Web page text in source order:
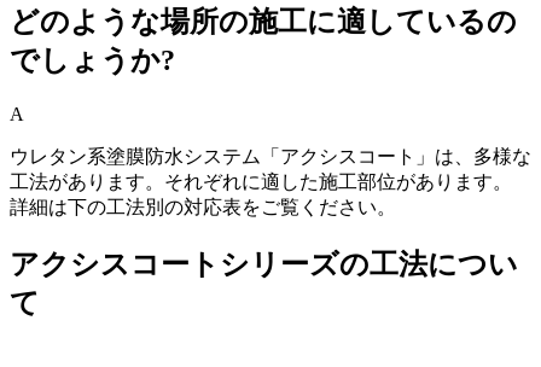
どのような場所の施工に適しているの
でしょうか?
A
ウレタン系塗膜防水システム「アクシスコート」は、多様な
工法があります。それぞれに適した施工部位があります。 ​
詳細は下の工法別の対応表をご覧ください。
アクシスコートシリーズの工法につい
て